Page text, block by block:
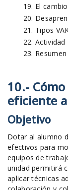
El
Tipos
Actividad
Resumen
10.-
eficiente
Objetivo
Dotar al alumno
efectivos para
equipos de
unidad permitirá
aplicar técnicas